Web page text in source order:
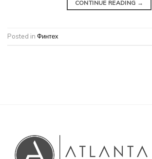
CONTINUE READING →
Posted in Финтех